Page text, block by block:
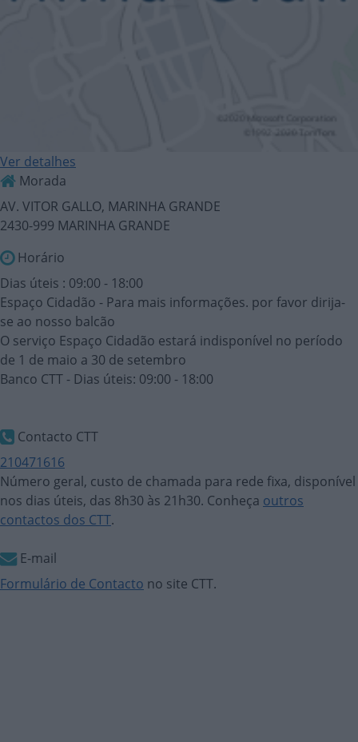
Ver detalhes
Morada
AV. VITOR GALLO, MARINHA GRANDE
2430-999 MARINHA GRANDE
Horário
Dias úteis : 09:00 - 18:00
Espaço Cidadão - Para mais informações. por favor dirija-
se ao nosso balcão
O serviço Espaço Cidadão estará indisponível no período
de 1 de maio a 30 de setembro
Banco CTT - Dias úteis: 09:00 - 18:00
Contacto CTT
210471616
Número geral, custo de chamada para rede fixa, disponível
nos dias úteis, das 8h30 às 21h30. Conheça outros
contactos dos CTT.
E-mail
Formulário de Contacto no site CTT.